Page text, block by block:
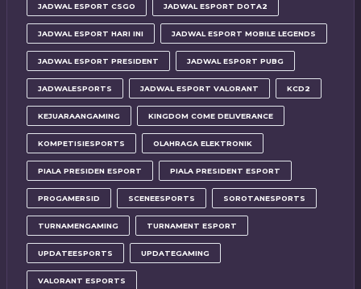
JADWAL ESPORT CSGO JADWAL ESPORT DOTA2
JADWAL ESPORT HARI INI JADWAL ESPORT MOBILE LEGENDS
JADWAL ESPORT PRESIDENT JADWAL ESPORT PUBG
JADWALESPORTS JADWAL ESPORT VALORANT KCD2
KEJUARAANGAMING KINGDOM COME DELIVERANCE
KOMPETISIESPORTS OLAHRAGA ELEKTRONIK
PIALA PRESIDEN ESPORT PIALA PRESIDENT ESPORT
PROGAMERSID SCENEESPORTS SOROTANESPORTS
TURNAMENGAMING TURNAMENT ESPORT
UPDATEESPORTS UPDATEGAMING
VALORANT ESPORTS